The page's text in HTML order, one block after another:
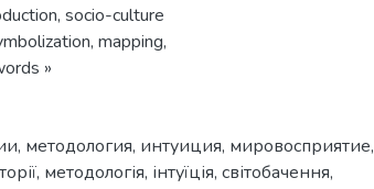
socio-culture
mapping,
»
, методология, интуиция, мировосприятие,
, методологія, інтуїція, світобачення,